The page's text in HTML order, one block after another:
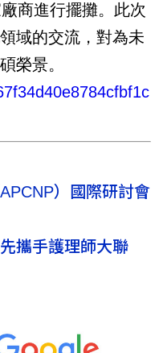
商進行擺攤。此次
域的交流，對為未
榮景。
）國際研討會
攜手護理師大聯